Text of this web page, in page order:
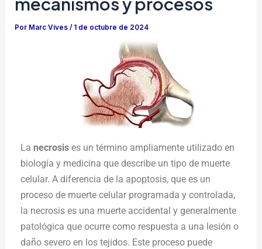
Por Marc Vives/ 1 de octubre de 2024
La necrosis es un término ampliamente utilizado en
biología y medicina que describe un tipo de muerte
celular. A diferencia de la apoptosis, que es un
proceso de muerte celular programada y controlada,
la necrosis es una muerte accidental y generalmente
patológica que ocurre como respuesta a una lesión o
daño severo en los tejidos. Este proceso puede